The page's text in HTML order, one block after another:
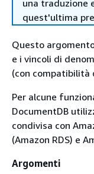
una traduzione
quest'ultima
Questo
e i vincoli di
(con compatibilità
Per alcune
DocumentDB
condivisa con
(Amazon RDS) e
Argomenti